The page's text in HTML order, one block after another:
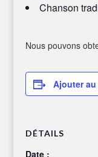
Chanson
Nous pouvons
Ajouter
DÉTAILS
Date :